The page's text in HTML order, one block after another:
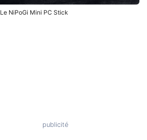
Le NiPoGi Mini PC Stick